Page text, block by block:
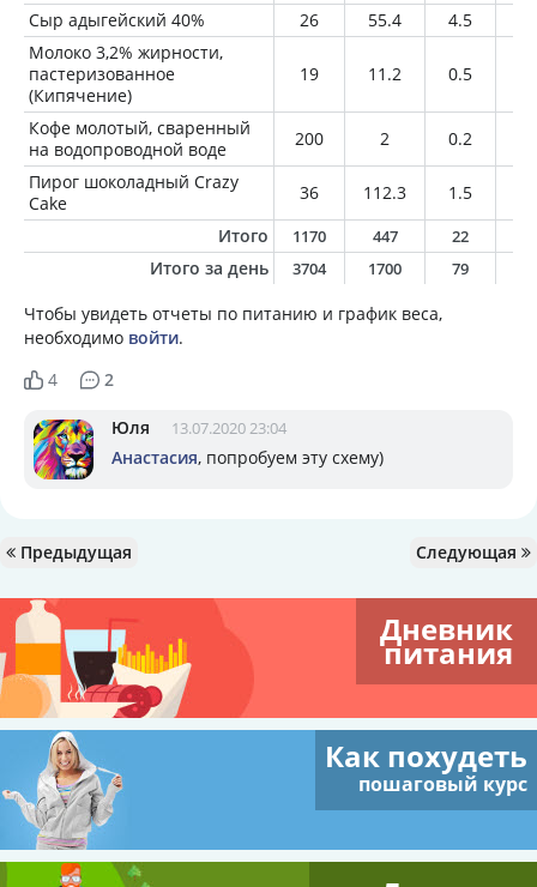
Сыр адыгейский 40% 26 55.4 4.5
Молоко 3,2% жирности,
пастеризованное
(Кипячение)
19 11.2 0.5
Кофе молотый, сваренный
на водопроводной воде
200 2 0.2
Пирог шоколадный Crazy
Cake
36 112.3 1.5
Итого
1170 447 22
Итого за день 3704 1700 79
Чтобы увидеть отчеты по питанию и график веса,
необходимо войти.
4
2
Юля 13.07.2020 23:04
Анастасия, попробуем эту схему)
Предыдущая Следующая
Дневник
питания
Как похудеть
пошаговый курс